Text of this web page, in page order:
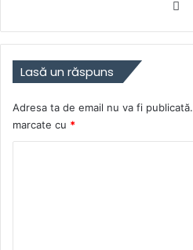
Lasă un răspuns
Adresa ta de email nu va fi publicată.
marcate cu *